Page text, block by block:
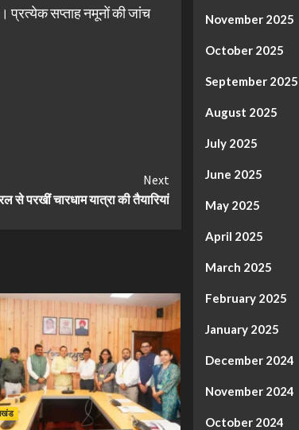
प्रत्येक सप्ताह नमूनों की जांच
Next
से परखीं चारधाम यात्रा की तैयारियां
November 2025
October 2025
September 2025
August 2025
July 2025
June 2025
May 2025
April 2025
March 2025
February 2025
January 2025
December 2024
November 2024
October 2024